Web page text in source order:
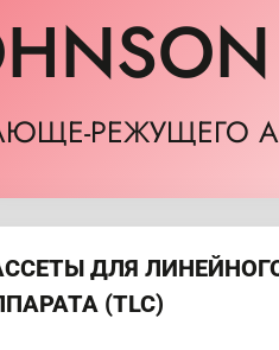
РЕЖУЩЕГО
ДЛЯ
(TLC)